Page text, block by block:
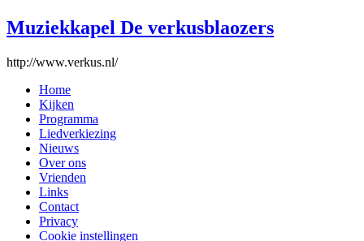
Muziekkapel De verkusblaozers
http://www.verkus.nl/
Home
Kijken
Programma
Liedverkiezing
Nieuws
Over ons
Vrienden
Links
Contact
Privacy
Cookie instellingen